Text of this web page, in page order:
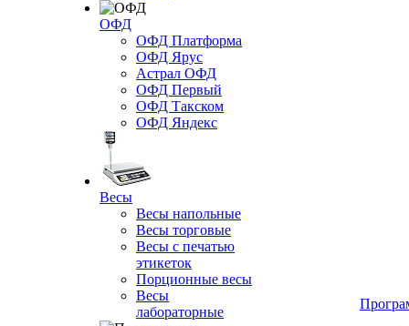
ОФД
ОФД Платформа
ОФД Ярус
Астрал ОФД
ОФД Первый
ОФД Такском
ОФД Яндекс
Весы
Весы напольные
Весы торговые
Весы с печатью
этикеток
Порционные весы
Весы
лабораторные